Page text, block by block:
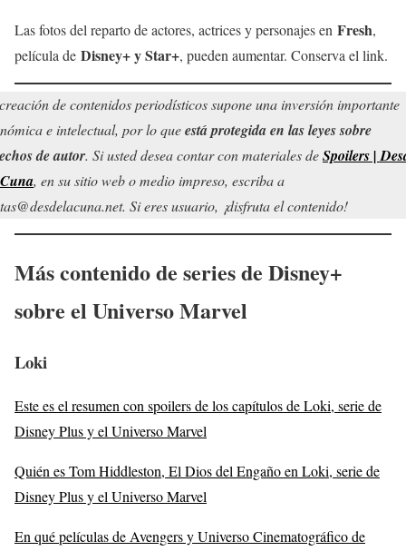
Las fotos del reparto de actores, actrices y personajes en Fresh,
película de Disney+ y Star+, pueden aumentar. Conserva el link.
de contenidos periodísticos supone una inversión importante
e intelectual, por lo queestá protegida en las leyes sobre
de autor. Si usted desea contar con materiales deSpoilers |
, en su sitio web o medio impreso, escriba a
Si eres usuario, ¡disfruta el contenido!
Más contenido de series de Disney+
sobre el Universo Marvel
Loki
Este es el resumen con spoilers de los capítulos de Loki, serie de
Disney Plus y el Universo Marvel
Quién es Tom Hiddleston, El Dios del Engaño en Loki, serie de
Disney Plus y el Universo Marvel
En qué películas de Avengers y Universo Cinematográfico de